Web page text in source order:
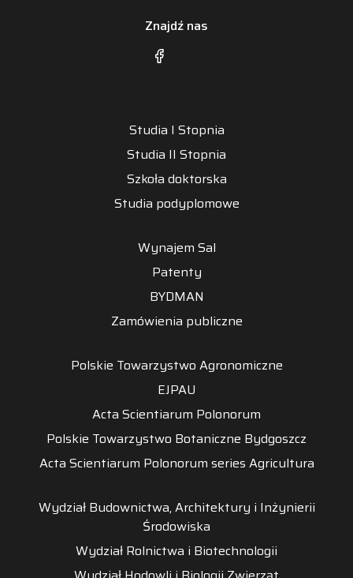
Znajdź nas
Studia I Stopnia
Studia II Stopnia
Szkoła doktorska
Studia podyplomowe
Wynajem Sal
Patenty
BYDMAN
Zamówienia publiczne
Polskie Towarzystwo Agronomiczne
EJPAU
Acta Scientiarum Polonorum
Polskie Towarzystwo Botaniczne Bydgoszcz
Acta Scientiarum Polonorum series Agricultura
Wydział Budownictwa, Architektury i Inżynierii
Środowiska
Wydział Rolnictwa i Biotechnologii